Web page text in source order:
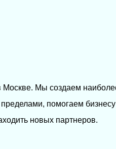
Москве. Мы создаем
пределами, помогаем бизнесу
новых партнеров.